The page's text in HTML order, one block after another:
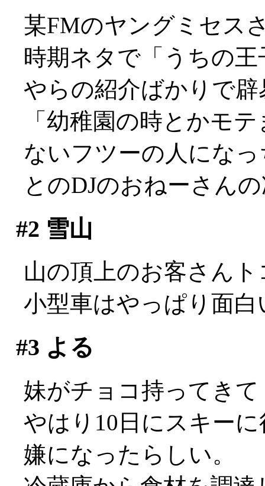
某FMのヤングミセス
時期ネタで「うちの
やらの紹介ばかりで辟
「幼稚園の時とかモ
ないフツーの人にな
とのDJのおねーさん
#2 雪山
山の頂上のお客さん
小型車はやっぱり面白
#3 よる
妹がチョコ持ってき
やはり10日にスキー
嫌になったらしい。